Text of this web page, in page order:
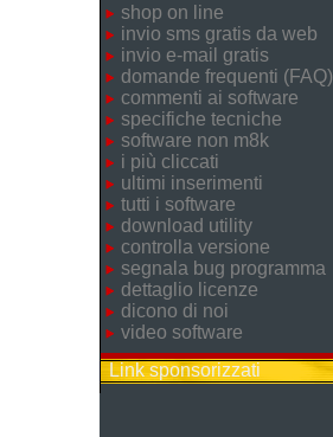
shop on line
invio sms gratis da web
invio e-mail gratis
domande frequenti (FAQ)
commenti ai software
specifiche tecniche
software non m8k
i più cliccati
ultimi inserimenti
tutti i software
download utility
controlla versione
segnala bug programma
dettaglio licenze
dicono di noi
video software
Link sponsorizzati